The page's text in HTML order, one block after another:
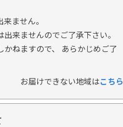
ません。
来ませんのでご了承下さい。
ねますので、 あらかじめご了
お届けできない地域はこちら